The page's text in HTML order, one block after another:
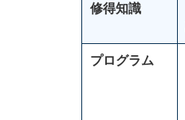
修得知識
プログラム